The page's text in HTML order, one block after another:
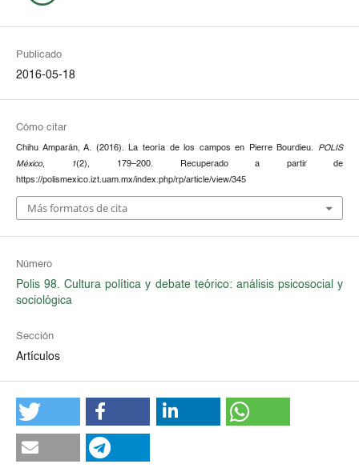
Publicado
2016-05-18
Cómo citar
Chihu Amparán, A. (2016). La teoría de los campos en Pierre Bourdieu. POLIS
México, 1(2), 179–200. Recuperado a partir de
https://polismexico.izt.uam.mx/index.php/rp/article/view/345
Más formatos de cita
Número
Polis 98. Cultura política y debate teórico: análisis psicosocial y
sociológica
Sección
Artículos